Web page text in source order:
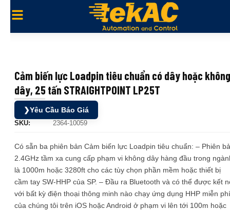
Cảm biến lực Loadpin tiêu chuẩn có dây hoặc không
dây, 25 tấn STRAIGHTPOINT LP25T
❯Yêu Cầu Báo Giá
SKU: 2364-10059
Có sẵn ba phiên bản Cảm biến lực Loadpin tiêu chuẩn: – Phiên
2.4GHz tầm xa cung cấp phạm vi không dây hàng đầu trong
là 1000m hoặc 3280ft cho các tùy chọn phần mềm hoặc thiết bị
cầm tay SW-HHP của SP. – Đầu ra Bluetooth và có thể được kết
với bất kỳ điện thoại thông minh nào chạy ứng dụng HHP miễn phí
của chúng tôi trên iOS hoặc Android ở phạm vi lên tới 100m hoặc